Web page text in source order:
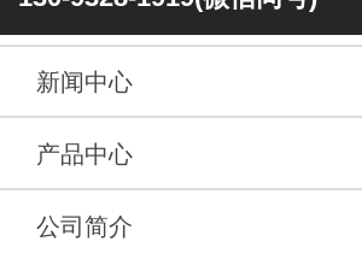
新闻中心
产品中心
公司简介